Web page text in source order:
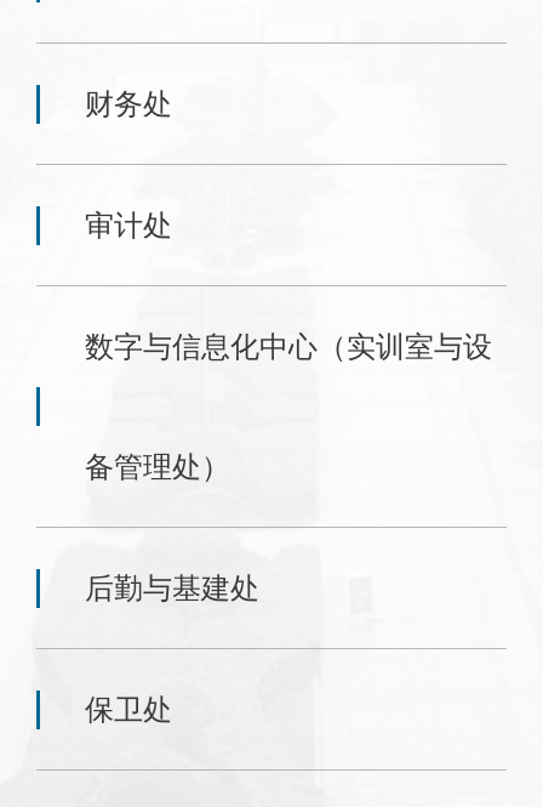
财务处
审计处
数字与信息化中心（实训室与设
备管理处）
后勤与基建处
保卫处